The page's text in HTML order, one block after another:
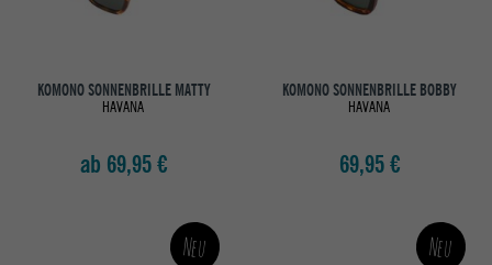
KOMONO SONNENBRILLE MATTY
HAVANA
ab 69,95 €
KOMONO SONNENBRILLE BOBBY
HAVANA
69,95 €
Neu Neu